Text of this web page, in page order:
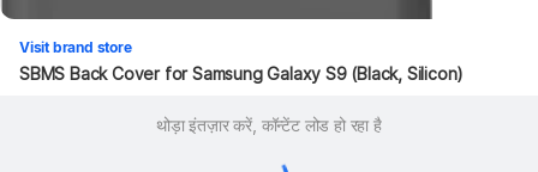
Visit brand store
SBMS Back Cover for Samsung Galaxy S9 (Black, Silicon)
थोड़ा इंतज़ार करें, कॉन्टेंट लोड हो रहा है